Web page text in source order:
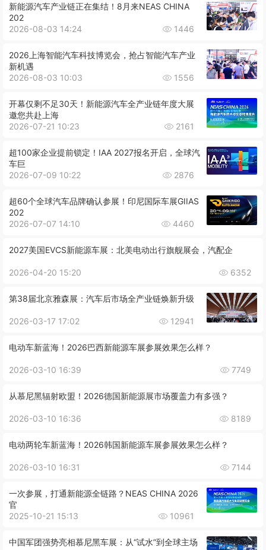
新能源汽车产业链正在集结！8月来NEAS CHINA
202
2026-08-03 14:24
1446
2026上海智能汽车科技博览会，抢占智能汽车产业
新机遇
2026-08-03 10:03
1556
开幕仅剩不足30天！新能源汽车全产业链年度大展
邀您共赴上海
2026-07-21 10:23
2161
超100家企业提前锁定！IAA 2027报名开启，全球汽
车巨
2026-07-09 10:22
2876
超60个全球汽车品牌确认参展！印尼国际车展GIIAS
202
2026-07-07 14:10
4460
2027美国EVCS新能源车展：北美电动出行旗舰展会，汽配企
2026-04-20 15:20 6352
第38届北京雅森展：汽车后市场全产业链焕新升级
2026-03-17 17:02 12941
电动车新蓝海！2026巴西新能源车展参展效果怎么样？
2026-03-10 16:39 7749
从慕尼黑辐射欧盟！2026德国新能源展市场覆盖力有多强？
2026-03-10 16:36 8189
电动两轮车新蓝海！2026韩国新能源车展参展效果怎么样？
2026-03-10 16:31 7144
一次参展，打通新能源全链路？NEAS CHINA 2026
官
2025-10-21 15:13
10961
中国军团强势亮相慕尼黑车展：从“试水”到全球主场